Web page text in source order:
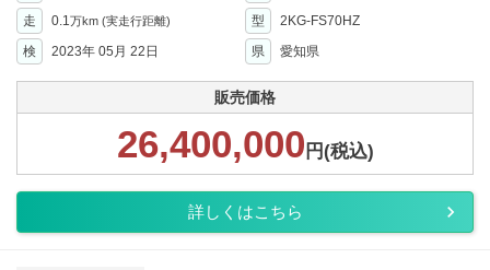
走 0.1万km (実走行距離) 型
2KG-FS70HZ
検
2023年 05月 22日 県 愛知県
販売価格
26,400,000 円(税込)
詳しくはこちら